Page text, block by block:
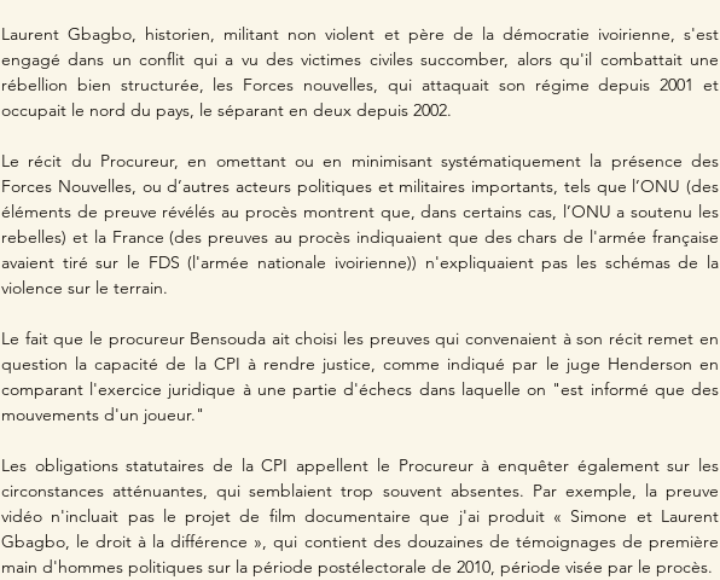
Laurent Gbagbo, historien, militant non violent et père de la démocratie ivoirienne, s'est
engagé dans un conflit qui a vu des victimes civiles succomber, alors qu'il combattait une
rébellion bien structurée, les Forces nouvelles, qui attaquait son régime depuis 2001 et
occupait le nord du pays, le séparant en deux depuis 2002.
Le récit du Procureur, en omettant ou en minimisant systématiquement la présence des
Forces Nouvelles, ou d’autres acteurs politiques et militaires importants, tels que l’ONU (des
éléments de preuve révélés au procès montrent que, dans certains cas, l’ONU a soutenu les
rebelles) et la France (des preuves au procès indiquaient que des chars de l'armée française
avaient tiré sur le FDS (l'armée nationale ivoirienne)) n'expliquaient pas les schémas de la
violence sur le terrain.
Le fait que le procureur Bensouda ait choisi les preuves qui convenaient à son récit remet en
question la capacité de la CPI à rendre justice, comme indiqué par le juge Henderson en
comparant l'exercice juridique à une partie d'échecs dans laquelle on "est informé que des
mouvements d'un joueur."
Les obligations statutaires de la CPI appellent le Procureur à enquêter également sur les
circonstances atténuantes, qui semblaient trop souvent absentes. Par exemple, la preuve
vidéo n'incluait pas le projet de film documentaire que j'ai produit « Simone et Laurent
Gbagbo, le droit à la différence », qui contient des douzaines de témoignages de première
main d'hommes politiques sur la période postélectorale de 2010, période visée par le procès.